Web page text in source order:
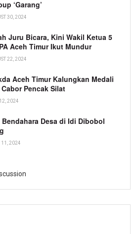
‘Garang’
30, 2024
Juru Bicara, Kini Wakil Ketua 5
Aceh Timur Ikut Mundur
22, 2024
Aceh Timur Kalungkan Medali
Cabor Pencak Silat
2024
Desa di Idi Dibobol
11, 2024